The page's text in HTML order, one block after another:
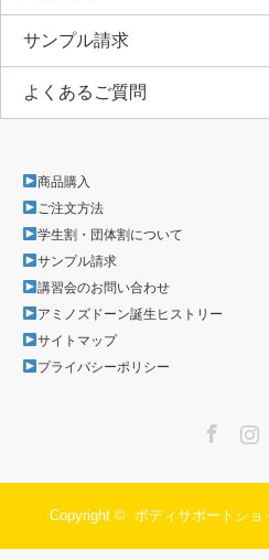
サンプル請求
よくあるご質問
商品購入
ご注文方法
学生割・団体割について
サンプル請求
講習会のお問い合わせ
アミノズドーン誕生ヒストリー
サイトマップ
プライバシーポリシー
Copyright © ボディサポートショ